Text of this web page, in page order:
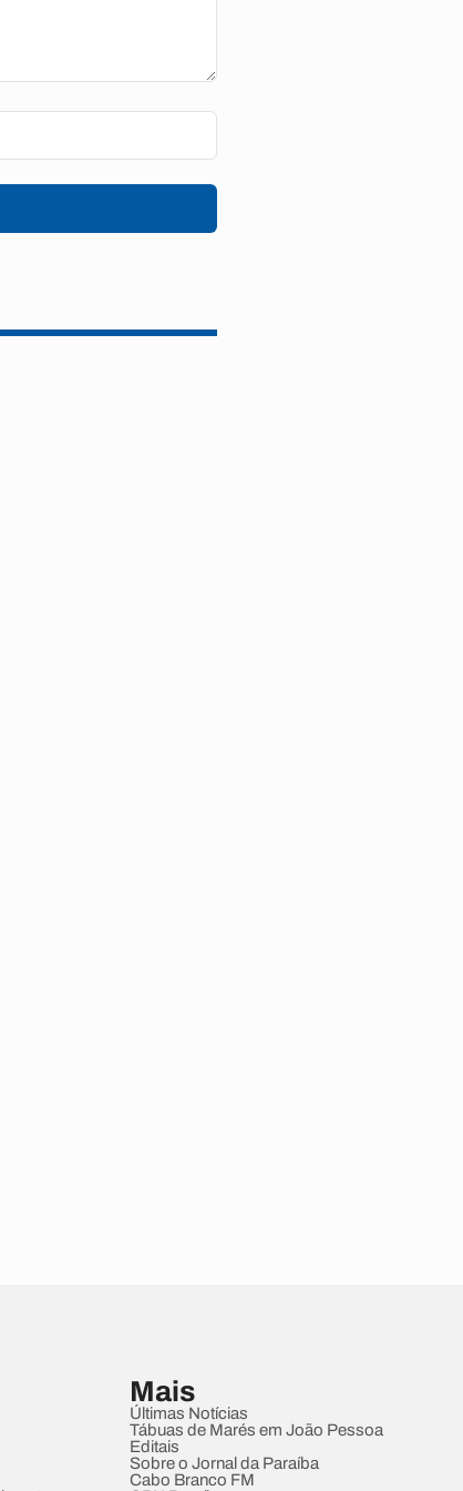
Mais
Últimas Notícias
Tábuas de Marés em João Pessoa
Editais
Sobre o Jornal da Paraíba
Cabo Branco FM